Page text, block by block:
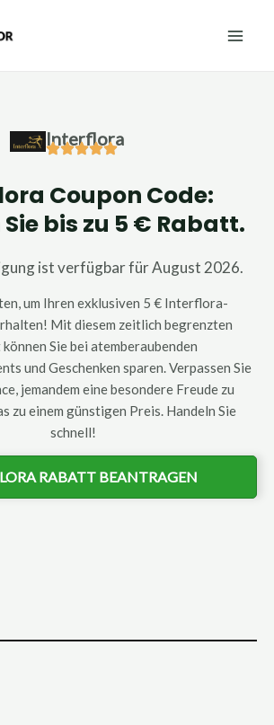
Interflora
Coupon Code:
bis zu 5 € Rabatt.
ist verfügbar für August 2026.
um Ihren exklusiven 5 € Interflora-
Mit diesem zeitlich begrenzten
Sie bei atemberaubenden
und Geschenken sparen. Verpassen Sie
jemandem eine besondere Freude zu
zu einem günstigen Preis. Handeln Sie
schnell!
RABATT BEANTRAGEN